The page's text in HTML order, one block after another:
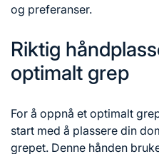
og preferanser.
Riktig
optimalt grep
For å oppnå et optimalt
start med å plassere din
grepet. Denne hånden